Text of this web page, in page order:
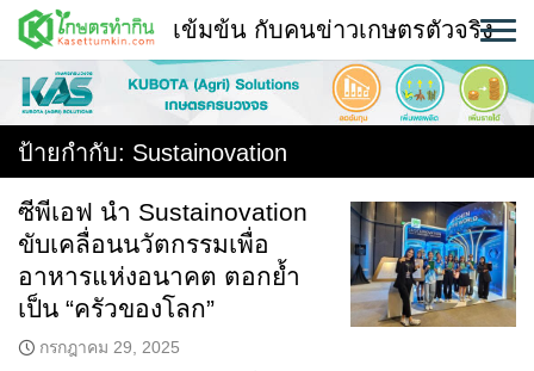
Skip
content
พืช
หน้าแรก
แวดวงเกษตร
ใคร ทำอะไร ที่ไหน
สถานีข่าววันนี้
เข้มข้น กับคนข่าวเกษตรตัวจริง
ป้ายกำกับ: Sustainovation
ซีพีเอฟ นำ Sustainovation
ขับเคลื่อนนวัตกรรมเพื่อ
อาหารแห่งอนาคต ตอกย้ำ
เป็น “ครัวของโลก”
กรกฎาคม 29, 2025